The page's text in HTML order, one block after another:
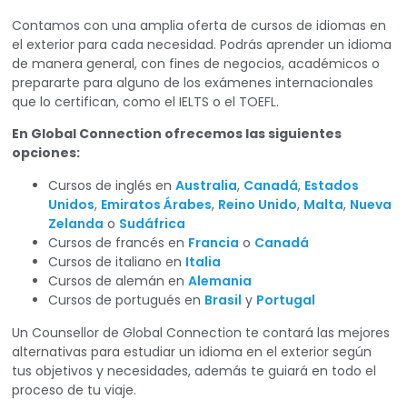
Contamos con una amplia oferta de cursos de idiomas en
el exterior para cada necesidad. Podrás aprender un idioma
de manera general, con fines de negocios, académicos o
prepararte para alguno de los exámenes internacionales
que lo certifican, como el IELTS o el TOEFL.
En Global Connection ofrecemos las siguientes
opciones:
Cursos de inglés enAustralia, Canadá, Estados
Unidos, Emiratos Árabes, Reino Unido, Malta, Nueva
Zelanda o Sudáfrica
Cursos de francés en Francia o Canadá
Cursos de italiano en Italia
Cursos de alemán enAlemania
Cursos de portugués en Brasil y Portugal
Un Counsellor de Global Connection te contará las mejores
alternativas para estudiar un idioma en el exterior según
tus objetivos y necesidades, además te guiará en todo el
proceso de tu viaje.